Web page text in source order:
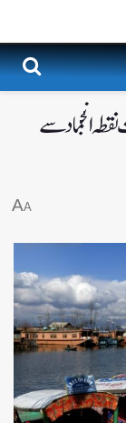
انجماد سے
A
A